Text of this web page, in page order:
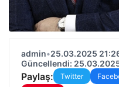
admin•25.03.2025
Güncellendi:
Paylaş: Twitter